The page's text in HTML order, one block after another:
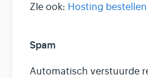
ZIe ook: Hosting
Spam
Automatisch verstuurde